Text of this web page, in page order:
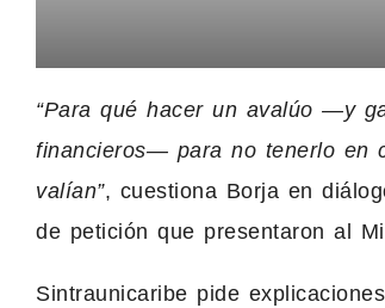
“Para qué hacer un avalúo —y
financieros— para no tenerlo en
valían”, cuestiona Borja en
de petición que presentaron al
Sintraunicaribe pide